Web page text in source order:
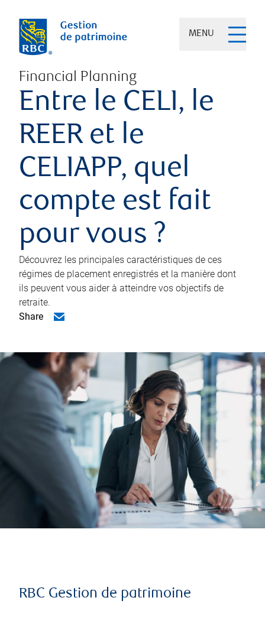
MENU
Financial Planning
Entre le CELI, le
REER et le
CELIAPP, quel
compte est fait
pour vous ?
Découvrez les principales caractéristiques de ces
régimes de placement enregistrés et la manière dont
ils peuvent vous aider à atteindre vos objectifs de
retraite.
Share
RBC Gestion de patrimoine